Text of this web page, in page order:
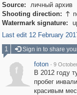
Source:
личный архив
Shooting direction: 
Watermark signature:
Last edit 12 February
1
Sign in to share
f
foton · 9
В 2012 году
пробег
красивым